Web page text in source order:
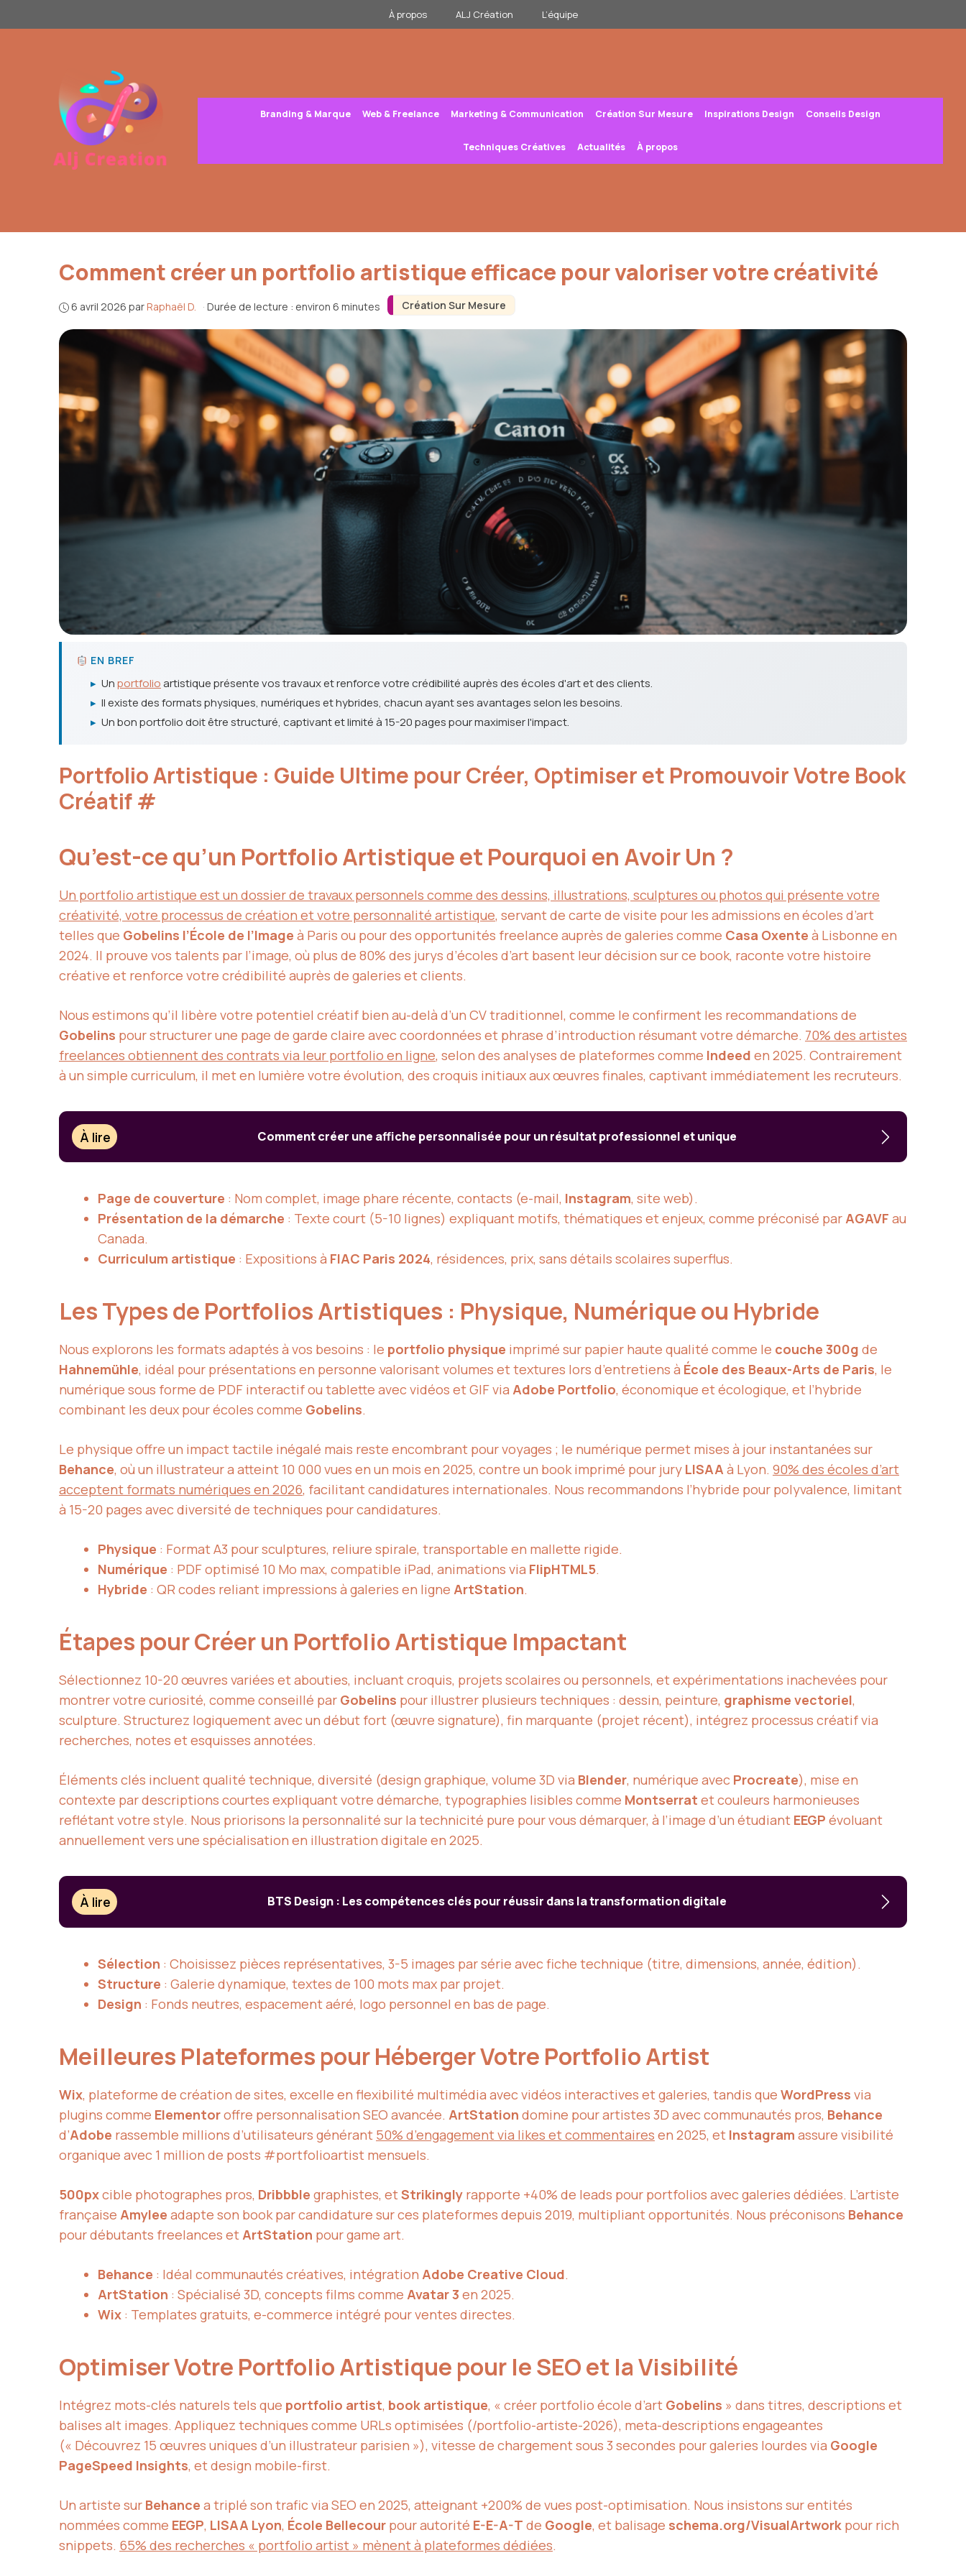
au
À propos ALJ Création L’équipe
Branding & Marque Web & Freelance Marketing & Communication Création Sur Mesure Inspirations Design Conseils Design
Techniques Créatives Actualités À propos
Création Sur Mesure
Comment créer un portfolio artistique efficace pour valoriser votre créativité
6 avril 2026 parRaphaël D. · Durée de lecture : environ 6 minutes
EN BREF
▸ Unportfolioartistique présente vos travaux et renforce votre crédibilité auprès des écoles d'art et des clients.
▸ Il existe des formats physiques, numériques et hybrides, chacun ayant ses avantages selon les besoins.
▸ Un bon portfolio doit être structuré, captivant et limité à 15-20 pages pour maximiser l'impact.
Portfolio Artistique : Guide Ultime pour Créer, Optimiser et Promouvoir Votre Book
Créatif#
Qu’est-ce qu’un Portfolio Artistique et Pourquoi en Avoir Un ?
Un portfolio artistique est un dossier de travaux personnels comme des dessins, illustrations, sculptures ou photos qui présente votre
créativité, votre processus de création et votre personnalité artistique, servant de carte de visite pour les admissions en écoles d’art
telles que Gobelins l’École de l’Image à Paris ou pour des opportunités freelance auprès de galeries comme Casa Oxente à Lisbonne en
2024. Il prouve vos talents par l’image, où plus de 80% des jurys d’écoles d’art basent leur décision sur ce book, raconte votre histoire
créative et renforce votre crédibilité auprès de galeries et clients.
Nous estimons qu’il libère votre potentiel créatif bien au-delà d’un CV traditionnel, comme le confirment les recommandations de
Gobelins pour structurer une page de garde claire avec coordonnées et phrase d’introduction résumant votre démarche. 70% des artistes
freelances obtiennent des contrats via leur portfolio en ligne, selon des analyses de plateformes comme Indeed en 2025. Contrairement
à un simple curriculum, il met en lumière votre évolution, des croquis initiaux aux œuvres finales, captivant immédiatement les recruteurs.
À lire Comment créer une affiche personnalisée pour un résultat professionnel et unique
Page de couverture : Nom complet, image phare récente, contacts (e-mail, Instagram, site web).
Présentation de la démarche : Texte court (5-10 lignes) expliquant motifs, thématiques et enjeux, comme préconisé par AGAVF au
Canada.
Curriculum artistique : Expositions à FIAC Paris 2024, résidences, prix, sans détails scolaires superflus.
Les Types de Portfolios Artistiques : Physique, Numérique ou Hybride
Nous explorons les formats adaptés à vos besoins : le portfolio physique imprimé sur papier haute qualité comme le couche 300g de
Hahnemühle, idéal pour présentations en personne valorisant volumes et textures lors d’entretiens à École des Beaux-Arts de Paris, le
numérique sous forme de PDF interactif ou tablette avec vidéos et GIF via Adobe Portfolio, économique et écologique, et l’hybride
combinant les deux pour écoles comme Gobelins.
Le physique offre un impact tactile inégalé mais reste encombrant pour voyages ; le numérique permet mises à jour instantanées sur
Behance, où un illustrateur a atteint 10 000 vues en un mois en 2025, contre un book imprimé pour jury LISAA à Lyon. 90% des écoles d’art
acceptent formats numériques en 2026, facilitant candidatures internationales. Nous recommandons l’hybride pour polyvalence, limitant
à 15-20 pages avec diversité de techniques pour candidatures.
Physique : Format A3 pour sculptures, reliure spirale, transportable en mallette rigide.
Numérique : PDF optimisé 10 Mo max, compatible iPad, animations via FlipHTML5.
Hybride : QR codes reliant impressions à galeries en ligne ArtStation.
Étapes pour Créer un Portfolio Artistique Impactant
Sélectionnez 10-20 œuvres variées et abouties, incluant croquis, projets scolaires ou personnels, et expérimentations inachevées pour
montrer votre curiosité, comme conseillé par Gobelins pour illustrer plusieurs techniques : dessin, peinture, graphisme vectoriel,
sculpture. Structurez logiquement avec un début fort (œuvre signature), fin marquante (projet récent), intégrez processus créatif via
recherches, notes et esquisses annotées.
Éléments clés incluent qualité technique, diversité (design graphique, volume 3D via Blender, numérique avec Procreate), mise en
contexte par descriptions courtes expliquant votre démarche, typographies lisibles comme Montserrat et couleurs harmonieuses
reflétant votre style. Nous priorisons la personnalité sur la technicité pure pour vous démarquer, à l’image d’un étudiant EEGP évoluant
annuellement vers une spécialisation en illustration digitale en 2025.
À lire BTS Design : Les compétences clés pour réussir dans la transformation digitale
Sélection : Choisissez pièces représentatives, 3-5 images par série avec fiche technique (titre, dimensions, année, édition).
Structure : Galerie dynamique, textes de 100 mots max par projet.
Design : Fonds neutres, espacement aéré, logo personnel en bas de page.
Meilleures Plateformes pour Héberger Votre Portfolio Artist
Wix, plateforme de création de sites, excelle en flexibilité multimédia avec vidéos interactives et galeries, tandis que WordPress via
plugins comme Elementoroffre personnalisation SEO avancée. ArtStation domine pour artistes 3D avec communautés pros, Behance
d’Adobe rassemble millions d’utilisateurs générant 50% d’engagement via likes et commentaires en 2025, et Instagram assure visibilité
organique avec 1 million de posts #portfolioartist mensuels.
500pxcible photographes pros, Dribbble graphistes, etStrikingly rapporte +40% de leads pour portfolios avec galeries dédiées. L’artiste
française Amylee adapte son book par candidature sur ces plateformes depuis 2019, multipliant opportunités. Nous préconisons Behance
pour débutants freelances et ArtStation pour game art.
Behance : Idéal communautés créatives, intégration Adobe Creative Cloud.
ArtStation : Spécialisé 3D, concepts films comme Avatar 3 en 2025.
Wix : Templates gratuits, e-commerce intégré pour ventes directes.
Optimiser Votre Portfolio Artistique pour le SEO et la Visibilité
Intégrez mots-clés naturels tels que portfolio artist, book artistique, « créer portfolio école d’art Gobelins » dans titres, descriptions et
balises alt images. Appliquez techniques comme URLs optimisées (/portfolio-artiste-2026), meta-descriptions engageantes
(« Découvrez 15 œuvres uniques d’un illustrateur parisien »), vitesse de chargement sous 3 secondes pour galeries lourdes via Google
PageSpeed Insights, et design mobile-first.
Un artiste sur Behance a triplé son trafic via SEO en 2025, atteignant +200% de vues post-optimisation. Nous insistons sur entités
nommées comme EEGP, LISAA Lyon, École Bellecour pour autorité E-E-A-T de Google, et balisage schema.org/VisualArtwork pour rich
snippets. 65% des recherches « portfolio artist » mènent à plateformes dédiées.